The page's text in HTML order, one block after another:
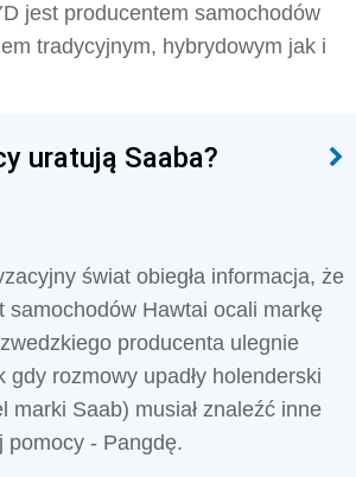
jest producentem samochodów
tradycyjnym, hybrydowym jak i
uratują Saaba?
świat obiegła informacja, że
samochodów Hawtai ocali markę
producenta ulegnie
gdy rozmowy upadły holenderski
marki Saab) musiał znaleźć inne
pomocy - Pangdę.